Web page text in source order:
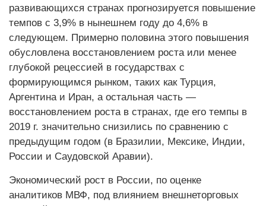
развивающихся странах прогнозируется повышение
темпов с 3,9% в нынешнем году до 4,6% в
следующем. Примерно половина этого повышения
обусловлена восстановлением роста или менее
глубокой рецессией в государствах с
формирующимся рынком, таких как Турция,
Аргентина и Иран, а остальная часть —
восстановлением роста в странах, где его темпы в
2019 г. значительно снизились по сравнению с
предыдущим годом (в Бразилии, Мексике, Индии,
России и Саудовской Аравии).
Экономический рост в России, по оценке
аналитиков МВФ, под влиянием внешнеторговых